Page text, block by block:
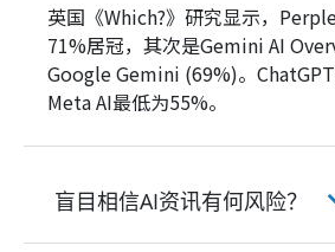
英国《Which?》研究显示，
71%居冠，其次是Gemini AI
Google Gemini (69%)。ChatGPT
Meta AI最低为55%。
盲目相信AI资讯有何风险？